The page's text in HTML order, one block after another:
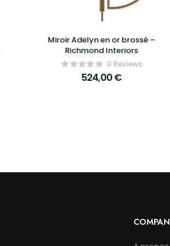
Miroir Adelyn en or brossé –
Richmond Interiors
0 Reviews
524,00€